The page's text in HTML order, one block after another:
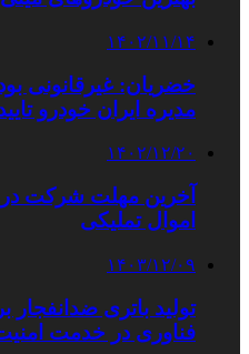
۱۴۰۲/۱۱/۱۴
خضریان: غیرقانونی
مدیره ایران‌ خودرو
۱۴۰۲/۱۲/۲۰
آخرین مهلت شرکت در
اموال تملیکی
۱۴۰۳/۱۲/۰۹
تولید باتری ضدانفجار
فناوری در خدمت